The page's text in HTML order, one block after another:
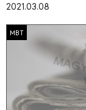
2021.03.08
MBT